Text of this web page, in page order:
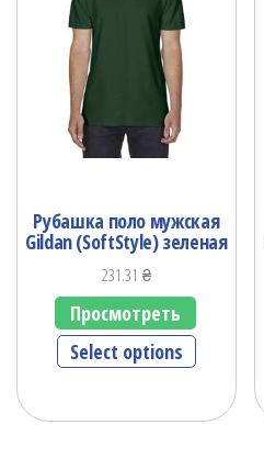
Рубашка поло мужская
Gildan (SoftStyle) зеленая
231.31 ₴
Просмотреть
Select options